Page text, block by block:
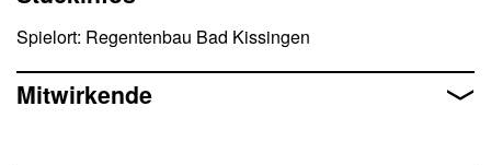
Spielort: Regentenbau Bad Kissingen
Mitwirkende